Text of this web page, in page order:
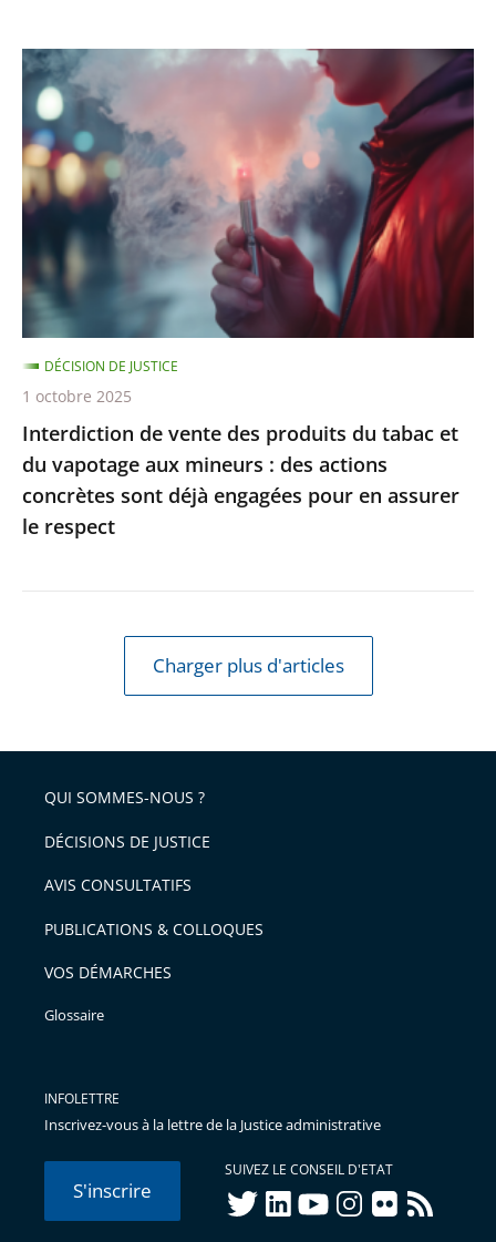
Interdiction
de
vente
des
produits
du
tabac
et
du
vapotage
aux
mineurs
:
des
actions
concrètes
le
Interdiction de vente des produits du tabac et
du vapotage aux mineurs : des actions
concrètes sont déjà engagées pour en assurer
le respect
DÉCISION DE JUSTICE
1 octobre 2025
Charger plus d'articles
QUI SOMMES-NOUS ?
DÉCISIONS DE JUSTICE
AVIS CONSULTATIFS
PUBLICATIONS & COLLOQUES
VOS DÉMARCHES
Glossaire
INFOLETTRE
Inscrivez-vous à la lettre de la Justice administrative
S'inscrire
SUIVEZ LE CONSEIL D'ETAT
twitterlinkedInyoutubeinstagram
flickr rss